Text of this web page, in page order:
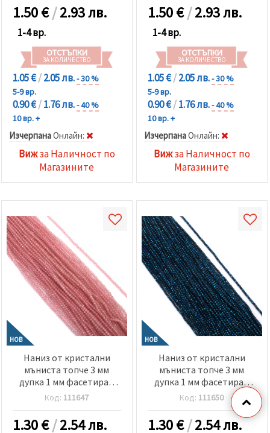
1.50€/2.93 лв.
1-4 вр.
ОТСТЪПКИ
ЗА КОЛИЧЕСТВО
1.05 €/2.05 лв.- 30 %
5-9 вр.
0.90 €/1.76 лв.- 40 %
10 вр. +
ИзчерпанаOнлайн:
Вижза Наличност по
Магазините
1.50€/2.93 лв.
1-4 вр.
ОТСТЪПКИ
ЗА КОЛИЧЕСТВО
1.05 €/2.05 лв.- 30 %
5-9 вр.
0.90 €/1.76 лв.- 40 %
10 вр. +
ИзчерпанаOнлайн:
Вижза Наличност по
Магазините
НОВ
Наниз от кристални
мъниста топче 3 мм
дупка 1 мм фасетиран
прозрачен галванизиран
цвят розов ~140 броя
Код: 111647
1.30€/2.54 лв.
НОВ
Наниз от кристални
мъниста топче 3 мм
дупка 1 мм фасетиран
плътен галванизиран
цвят син ~140 броя
Код: 111650
1.30€/2.54 лв.